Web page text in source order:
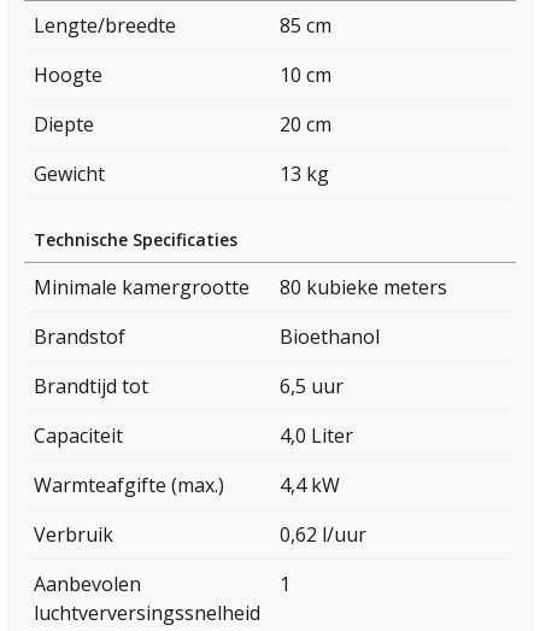
Lengte/breedte
85 cm
Hoogte
10 cm
Diepte
20 cm
Gewicht
13 kg
Technische Specificaties
Minimale kamergrootte
80 kubieke meters
Brandstof
Bioethanol
Brandtijd tot
6,5 uur
Capaciteit
4,0 Liter
Warmteafgifte (max.)
4,4 kW
Verbruik
0,62 l/uur
Aanbevolen
luchtverversingssnelheid
1